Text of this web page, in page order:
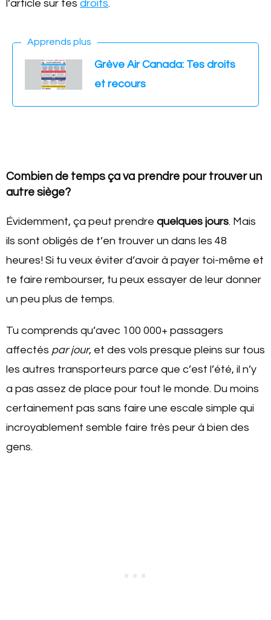
l’article sur tes droits.
Apprends plus
Grève Air Canada: Tes droits
et recours
Combien de temps ça va prendre pour trouver un
autre siège?
Évidemment, ça peut prendre quelques jours. Mais
ils sont obligés de t’en trouver un dans les 48
heures! Si tu veux éviter d’avoir à payer toi-même et
te faire rembourser, tu peux essayer de leur donner
un peu plus de temps.
Tu comprends qu’avec 100 000+ passagers
affectés par jour, et des vols presque pleins sur tous
les autres transporteurs parce que c’est l’été, il n’y
a pas assez de place pour tout le monde. Du moins
certainement pas sans faire une escale simple qui
incroyablement semble faire très peur à bien des
gens.